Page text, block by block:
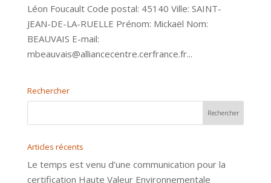
Léon Foucault Code postal: 45140 Ville: SAINT-
JEAN-DE-LA-RUELLE Prénom: Mickaël Nom:
BEAUVAIS E-mail:
mbeauvais@alliancecentre.cerfrance.fr...
Rechercher
Articles récents
Le temps est venu d’une communication pour la
certification Haute Valeur Environnementale